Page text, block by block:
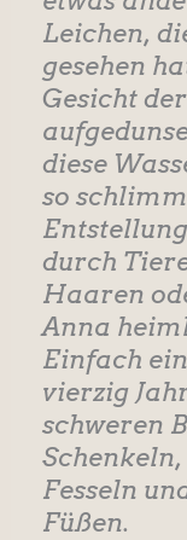
Leichen,
gesehen
Gesicht
diese
so
durch
Haaren
Anna
Einfach
vierzig
schweren
Fesseln
Füßen.